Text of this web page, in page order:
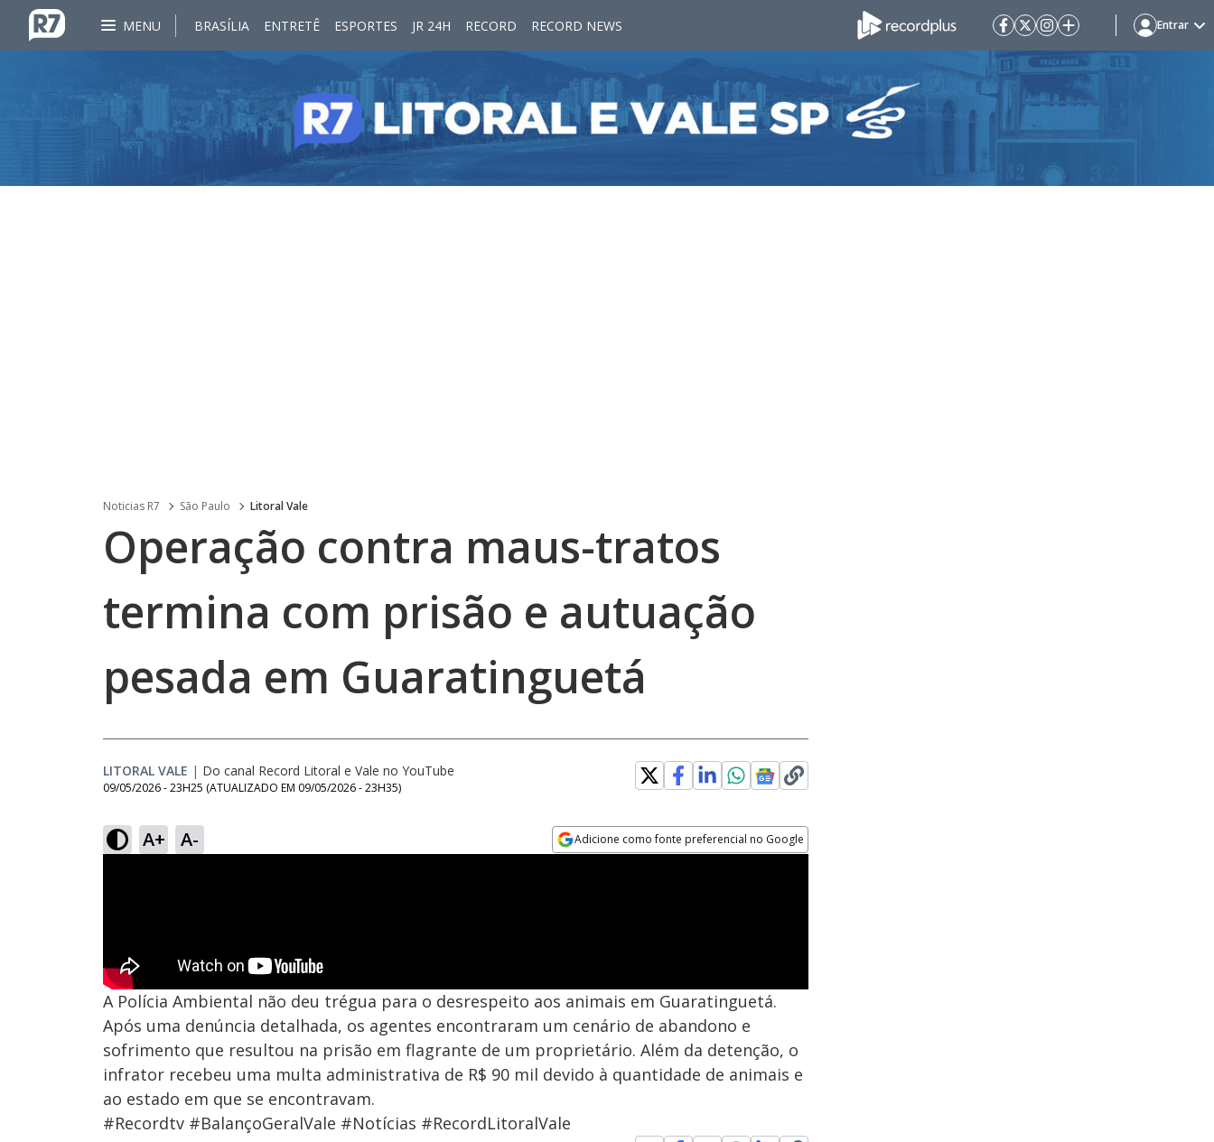
MENU BRASÍLIA ENTRETÊ ESPORTES JR 24H RECORD RECORD NEWS Entrar
Noticias R7 São Paulo Litoral Vale
Operação contra maus-tratos
termina com prisão e autuação
pesada em Guaratinguetá
LITORAL VALE | Do canal Record Litoral e Vale no YouTube
09/05/2026 - 23H25 (ATUALIZADO EM 09/05/2026 - 23H35)
A+ A- Adicione como fonte preferencial no Google
A Polícia Ambiental não deu trégua para o desrespeito aos animais em Guaratinguetá.
Após uma denúncia detalhada, os agentes encontraram um cenário de abandono e
sofrimento que resultou na prisão em flagrante de um proprietário. Além da detenção, o
infrator recebeu uma multa administrativa de R$ 90 mil devido à quantidade de animais e
ao estado em que se encontravam.
#Recordtv #BalançoGeralVale #Notícias #RecordLitoralVale